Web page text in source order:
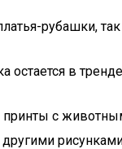
рубашки,
остается в
принты с
другими